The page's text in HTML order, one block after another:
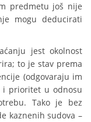
predmetu još nije
mogu deducirati
jest okolnost
to je stav prema
(odgovaraju im
i prioritet u odnosu
Tako je bez
kaznenih sudova –